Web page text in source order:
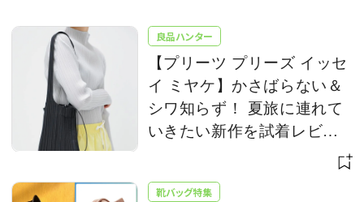
良品ハンター
【プリーツ プリーズ イッセ
イ ミヤケ】かさばらない＆
シワ知らず！ 夏旅に連れて
いきたい新作を試着レビュ
靴バッグ特集